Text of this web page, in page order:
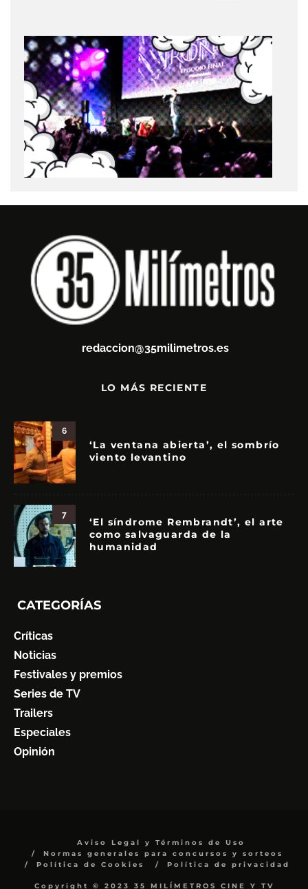
redaccion@35milimetros.es
LO MÁS RECIENTE
6
‘La ventana abierta’, el sombrío
viento levantino
7
‘El síndrome Rembrandt’, el arte
como salvaguarda de la
humanidad
CATEGORÍAS
Críticas
Noticias
Festivales y premios
Series de TV
Trailers
Especiales
Opinión
Aviso Legal y Términos de Uso
Normas generales para concursos y sorteos
Política de Cookies
Política de privacidad
Copyright © 2023 35 MILÍMETROS CINE Y TV